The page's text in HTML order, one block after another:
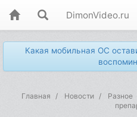
DimonVideo.ru
Какая мобильная ОС
Главная Новости Разное